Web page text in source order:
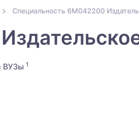
Специальность 6M042200
ВУЗы 1